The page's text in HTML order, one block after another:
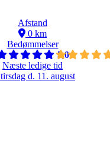
Afstand
0 km
Bedømmelser
5,0
Næste ledige tid
tirsdag d. 11. august